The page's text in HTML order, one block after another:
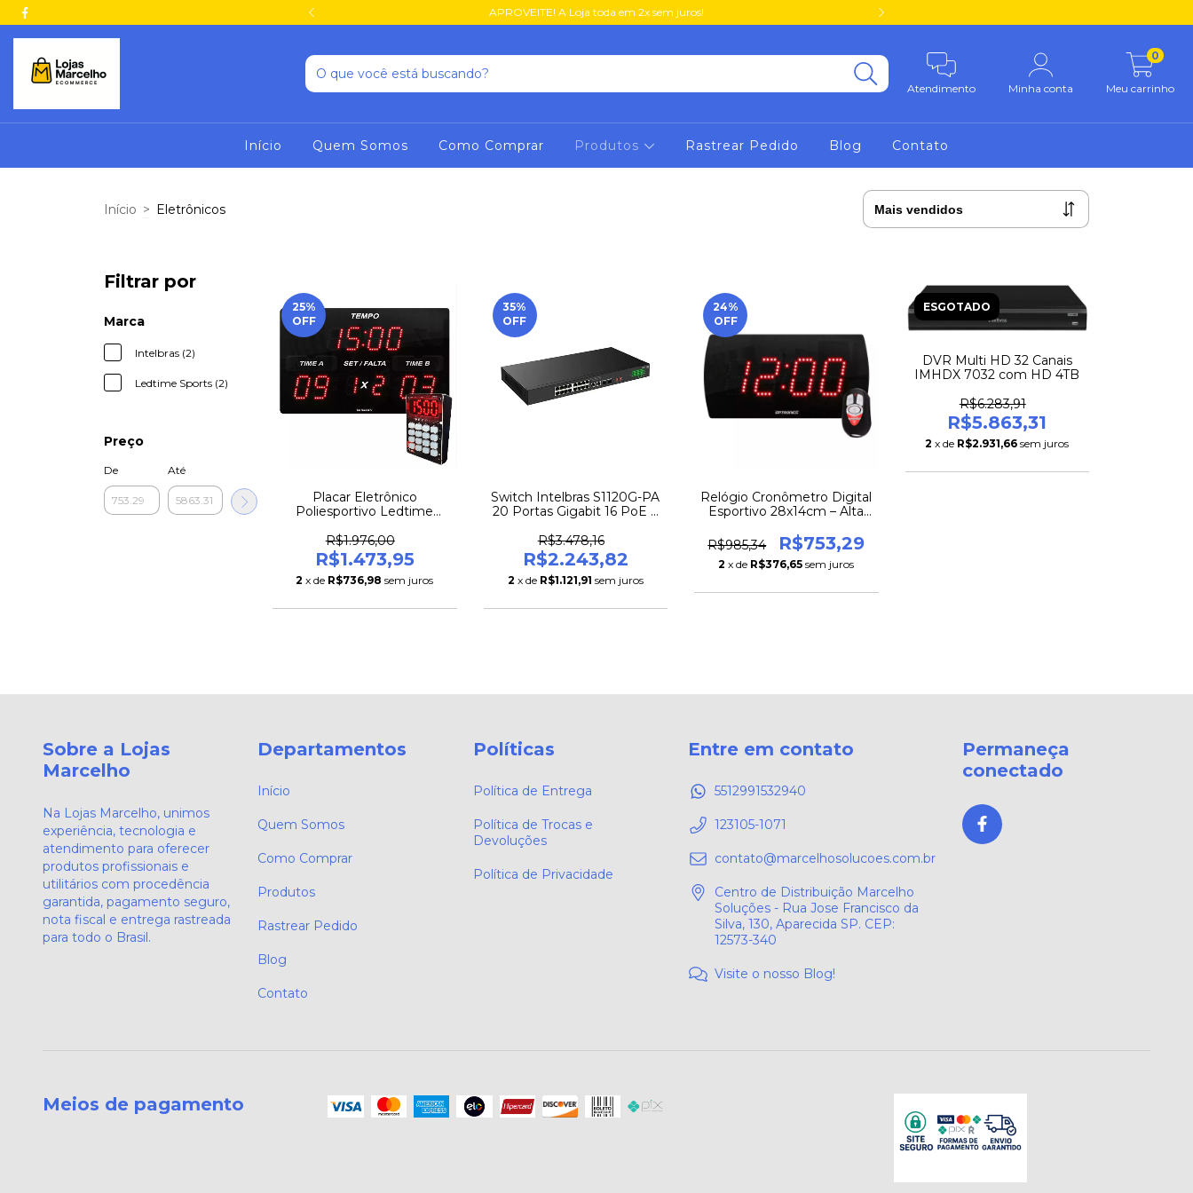
pagamento via PIX. APROVEITE! A Loja toda em 2x sem juros!
Atendimento Minha conta Meu carrinho
0
Início Quem Somos Como Comprar Produtos Rastrear Pedido Blog Contato
Início > Eletrônicos
Filtrar por
Marca
Intelbras (2)
Ledtime Sports (2)
Preço
De Até
25%
OFF
Placar Eletrônico
Poliesportivo Ledtime
Pro – 42x25cm
R$1.976,00
R$1.473,95
2 x de R$736,98 sem juros
35%
OFF
Switch Intelbras S1120G-PA
20 Portas Gigabit 16 PoE +
Corporativas
R$3.478,16
R$2.243,82
2 x de R$1.121,91 sem juros
24%
OFF
Relógio Cronômetro Digital
Esportivo 28x14cm – Alta
R$985,34
R$753,29
2 x de R$376,65 sem juros
ESGOTADO
DVR Multi HD 32 Canais
IMHDX 7032 com HD 4TB
R$6.283,91
R$5.863,31
2 x de R$2.931,66 sem juros
Sobre a Lojas
Marcelho
Na Lojas Marcelho, unimos
experiência, tecnologia e
atendimento para oferecer
produtos profissionais e
utilitários com procedência
garantida, pagamento seguro,
nota fiscal e entrega rastreada
para todo o Brasil.
Departamentos
Início
Quem Somos
Como Comprar
Produtos
Rastrear Pedido
Blog
Contato
Políticas
Política de Entrega
Política de Trocas e
Devoluções
Política de Privacidade
Entre em contato
5512991532940
123105-1071
contato@marcelhosolucoes.com.br
Centro de Distribuição Marcelho
Soluções - Rua Jose Francisco da
Silva, 130, Aparecida SP. CEP:
12573-340
Visite o nosso Blog!
Permaneça
conectado
Meios de pagamento